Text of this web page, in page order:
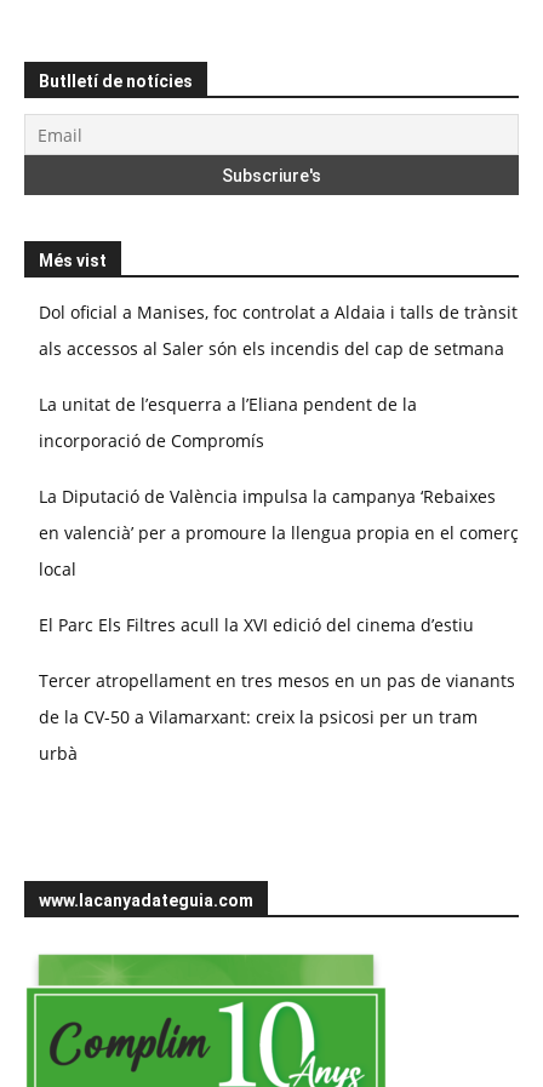
Butlletí de notícies
Més vist
Dol oficial a Manises, foc controlat a Aldaia i talls de trànsit
als accessos al Saler són els incendis del cap de setmana
La unitat de l’esquerra a l’Eliana pendent de la
incorporació de Compromís
La Diputació de València impulsa la campanya ‘Rebaixes
en valencià’ per a promoure la llengua propia en el comerç
local
El Parc Els Filtres acull la XVI edició del cinema d’estiu
Tercer atropellament en tres mesos en un pas de vianants
de la CV-50 a Vilamarxant: creix la psicosi per un tram
urbà
www.lacanyadateguia.com